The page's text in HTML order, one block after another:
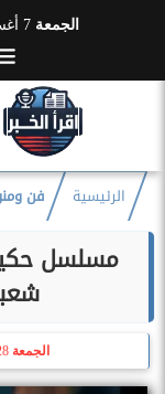
الجمعة 7 أغسطس 2026
الرئيسية فن
الجمعة